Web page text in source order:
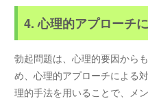
4. 心理的アプローチ
勃起問題は、心理的要因から
め、心理的アプローチによる
理的手法を用いることで、メ